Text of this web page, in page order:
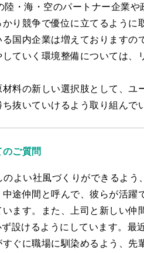
・海・空のパートナー企業
り競争で優位に立てるように
国内企業は増えておりますの
ていく環境整備については、
料の新しい選択肢として、ユ
抜いていけるよう取り組んで
ご質問
よい社風づくりができるよう
途仲間と呼んで、彼らが活躍
ます。また、上司と新しい仲
設けるようにしています。最
ぐに職場に馴染めるよう、先